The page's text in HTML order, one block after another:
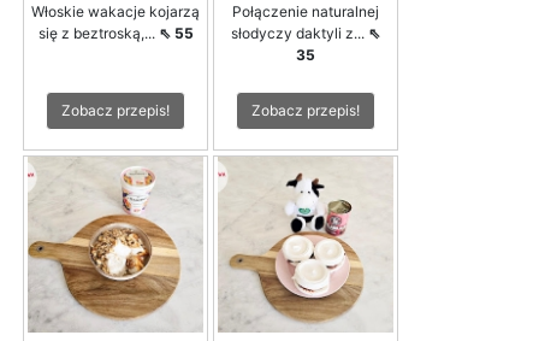
Włoskie wakacje kojarzą
się z beztroską,... ⇖ 55
Zobacz przepis!
Połączenie naturalnej
słodyczy daktyli z... ⇖
35
Zobacz przepis!